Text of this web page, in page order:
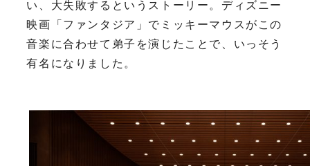
い、大失敗するというストーリー。ディズニー
映画「ファンタジア」でミッキーマウスがこの
音楽に合わせて弟子を演じたことで、いっそう
有名になりました。